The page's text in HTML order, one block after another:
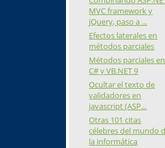
MVC framework y
jQuery, paso a ...
Efectos laterales en
métodos parciales
Métodos parciales en
C# y VB.NET 9
Ocultar el texto de
validadores en
javascript (ASP...
Otras 101 citas
célebres del mundo
la informática